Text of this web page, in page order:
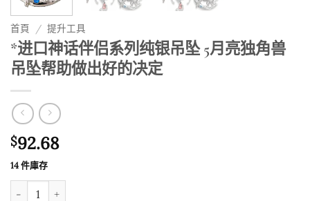
首頁 / 提升工具
*进口神话伴侣系列纯银吊坠 5月亮独角兽
吊坠帮助做出好的决定
$92.68
14 件庫存
*进口神话伴侣系列纯银吊坠 5月亮独角兽吊坠帮助做出好的决定 數量